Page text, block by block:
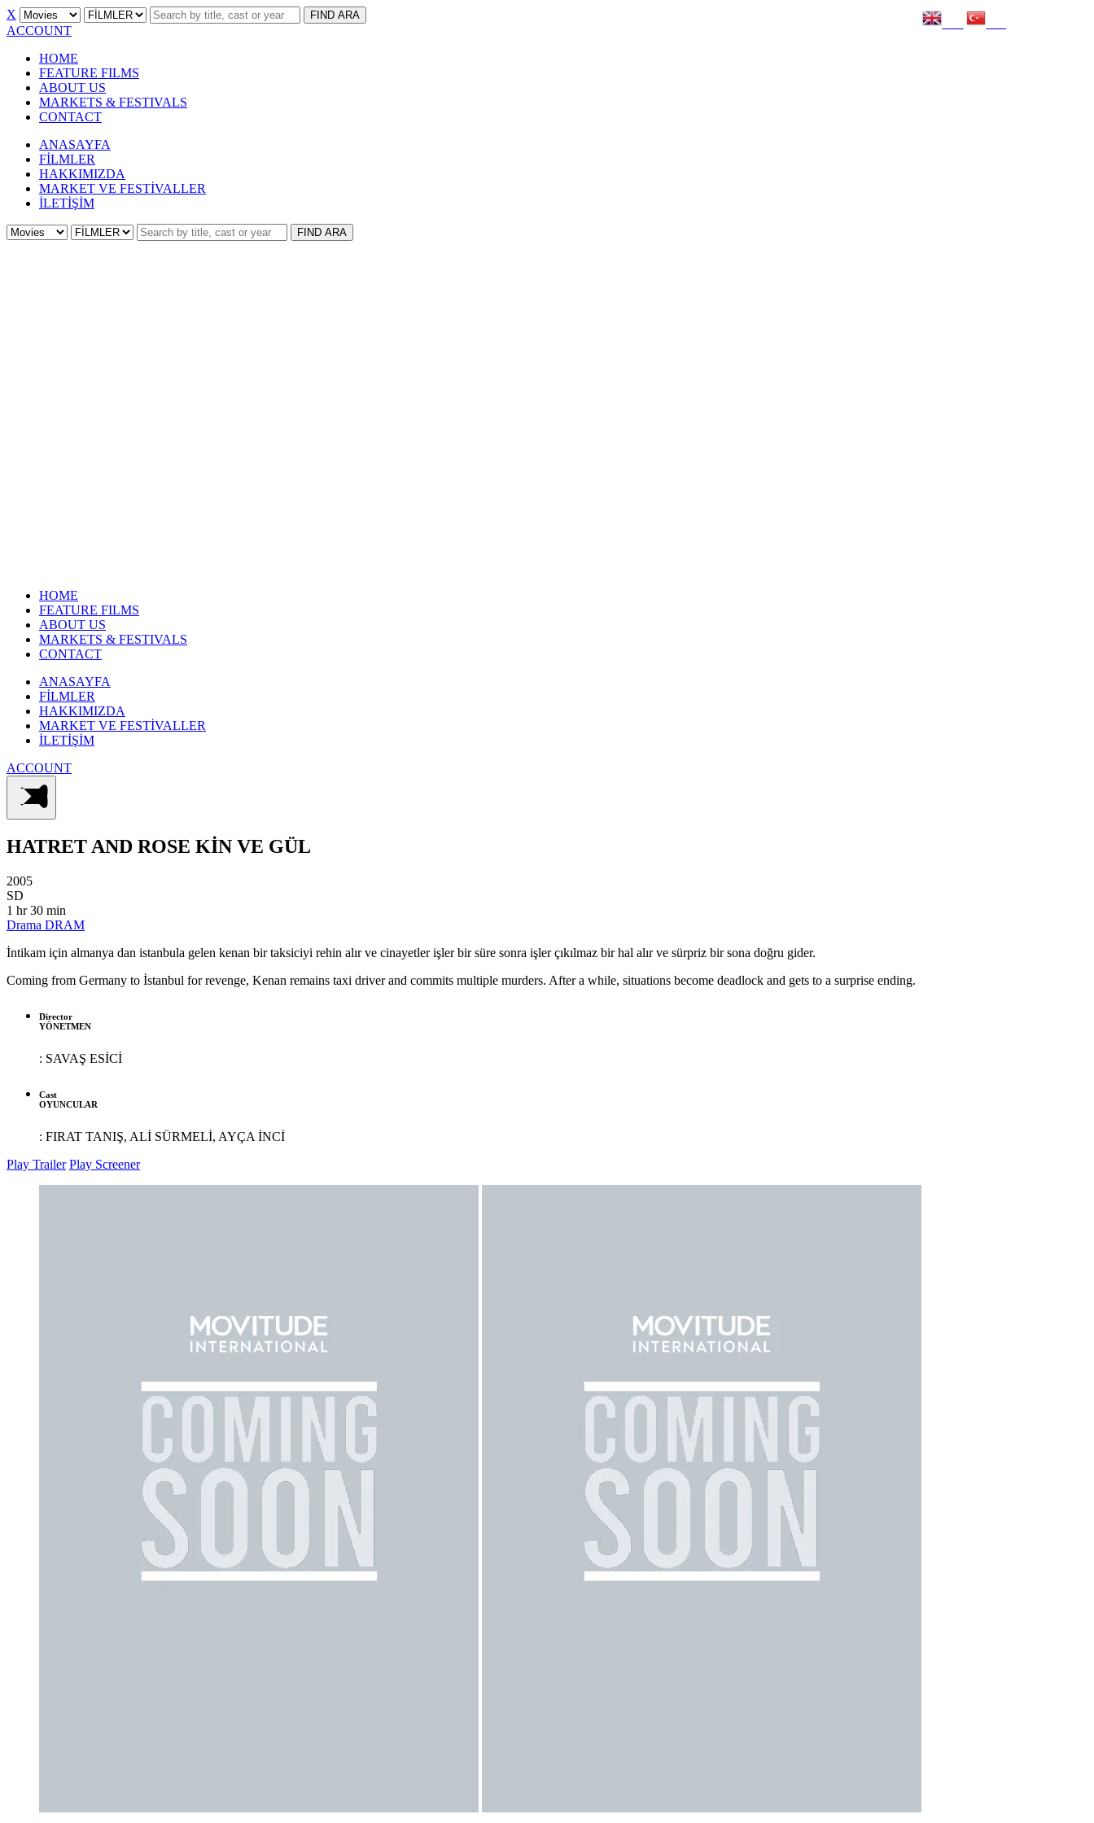
X FIND ARA
ACCOUNT
HOME
FEATURE FILMS
ABOUT US
MARKETS & FESTIVALS
CONTACT
ANASAYFA
FİLMLER
HAKKIMIZDA
MARKET VE FESTİVALLER
İLETİŞİM
FIND ARA
HOME
FEATURE FILMS
ABOUT US
MARKETS & FESTIVALS
CONTACT
ANASAYFA
FİLMLER
HAKKIMIZDA
MARKET VE FESTİVALLER
İLETİŞİM
ACCOUNT
HATRET AND ROSE KİN VE GÜL
2005
SD
1 hr 30 min
Drama DRAM
İntikam için almanya dan istanbula gelen kenan bir taksiciyi rehin alır ve cinayetler işler bir süre sonra işler çıkılmaz bir hal alır ve sürpriz bir sona doğru gider.
Coming from Germany to İstanbul for revenge, Kenan remains taxi driver and commits multiple murders. After a while, situations become deadlock and gets to a surprise ending.
Director
YÖNETMEN
: SAVAŞ ESİCİ
Cast
OYUNCULAR
: FIRAT TANIŞ, ALİ SÜRMELİ, AYÇA İNCİ
Play Trailer Play Screener